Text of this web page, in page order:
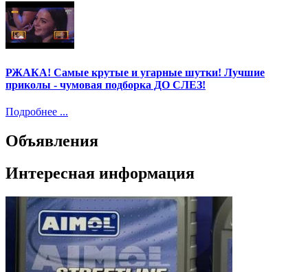
РЖАКА! Самые крутые и угарные шутки! Лучшие
приколы - чумовая подборка ДО СЛЕЗ!
Подробнее ...
Объявления
Интересная информация